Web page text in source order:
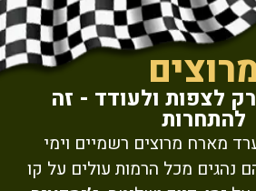
לצפות ולעודד - זה
להתחרות
מארח מרוצים רשמיים וימי
נהגים מכל הרמות עולים על קו